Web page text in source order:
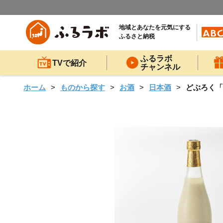
地域とあなたを元気にする
ふるさと納税
TVで紹介
ふるラボ
チャンネル
ホーム ものから探す お酒 日本酒 どぶろく